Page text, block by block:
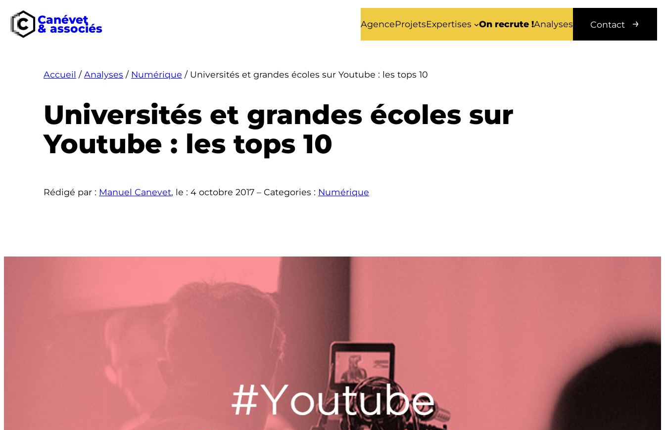
Aller
Canévet
& associés AgenceProjetsExpertises On recrute !Analyses Contact
Accueil / Analyses / Numérique / Universités et grandes écoles sur Youtube : les tops 10
Universités et grandes écoles sur
Youtube : les tops 10
Rédigé par : Manuel Canevet, le : 4 octobre 2017 – Categories : Numérique